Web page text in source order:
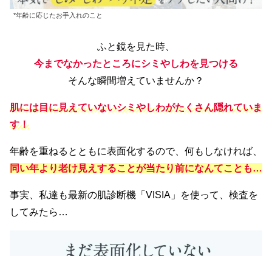
*年齢に応じたお手入れのこと
ふと鏡を見た時、
今までなかったところにシミやしわを見つける
そんな瞬間増えていませんか？
肌には目に見えていないシミやしわがたくさん隠れていま
す！
年齢を重ねるとともに表面化するので、何もしなければ、
同い年より老け見えすることが当たり前になんてことも…
事実、私達も最新の肌診断機「VISIA」を使って、検査を
してみたら…